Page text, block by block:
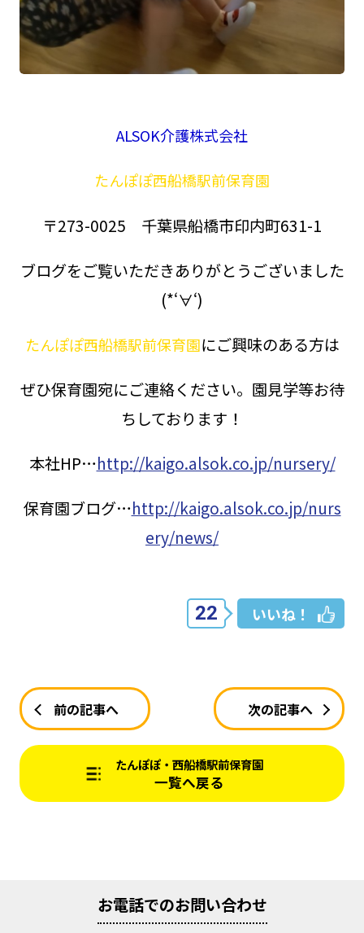
ALSOK介護株式会社
たんぽぽ西船橋駅前保育園
〒273-0025 千葉県船橋市印内町631-1
ブログをご覧いただきありがとうございました
(*‘∀‘)
たんぽぽ西船橋駅前保育園にご興味のある方は
ぜひ保育園宛にご連絡ください。園見学等お待
ちしております！
本社HP…http://kaigo.alsok.co.jp/nursery/
保育園ブログ…http://kaigo.alsok.co.jp/nurs
ery/news/
22 いいね！
前の記事へ 次の記事へ
たんぽぽ・西船橋駅前保育園
一覧へ戻る
お電話でのお問い合わせ